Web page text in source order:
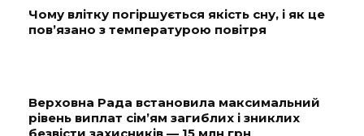
Чому влітку погіршується якість сну, і як це
пов’язано з температурою повітря
Верховна Рада встановила максимальний
рівень виплат сім’ям загиблих і зниклих